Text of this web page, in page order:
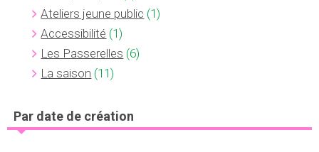
Ateliers jeune public (1)
Accessibilité (1)
Les Passerelles (6)
La saison (11)
Par date de création